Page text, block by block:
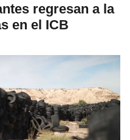
regresan a la
en el ICB